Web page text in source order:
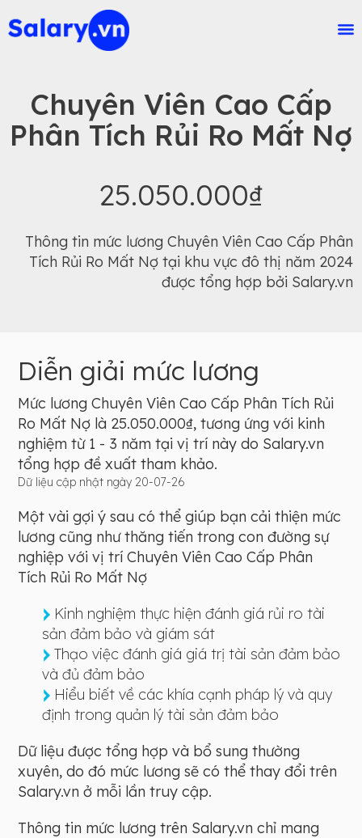
Chuyên Viên Cao Cấp
Phân Tích Rủi Ro Mất Nợ
25.050.000₫
Thông tin mức lương Chuyên Viên Cao Cấp Phân
Tích Rủi Ro Mất Nợ tại khu vực đô thị năm 2024
được tổng hợp bởi Salary.vn
Diễn giải mức lương
Mức lương Chuyên Viên Cao Cấp Phân Tích Rủi
Ro Mất Nợ là 25.050.000₫, tương ứng với kinh
nghiệm từ 1 - 3 năm tại vị trí này do Salary.vn
tổng hợp đề xuất tham khảo.
Dữ liệu cập nhật ngày 20-07-26
Một vài gợi ý sau có thể giúp bạn cải thiện mức
lương cũng như thăng tiến trong con đường sự
nghiệp với vị trí Chuyên Viên Cao Cấp Phân
Tích Rủi Ro Mất Nợ
Kinh nghiệm thực hiện đánh giá rủi ro tài
sản đảm bảo và giám sát
Thạo việc đánh giá giá trị tài sản đảm bảo
và đủ đảm bảo
Hiểu biết về các khía cạnh pháp lý và quy
định trong quản lý tài sản đảm bảo
Dữ liệu được tổng hợp và bổ sung thường
xuyên, do đó mức lương sẽ có thể thay đổi trên
Salary.vn ở mỗi lần truy cập.
Thông tin mức lương trên Salary.vn chỉ mang